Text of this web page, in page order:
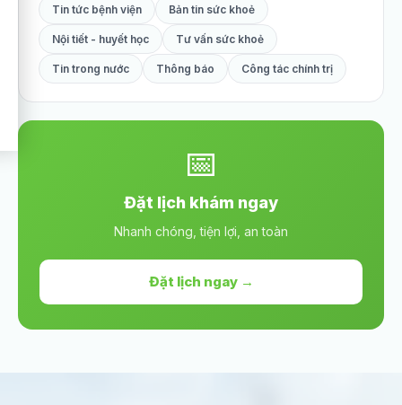
Tin tức bệnh viện Bản tin sức khoẻ
Nội tiết - huyết học Tư vấn sức khoẻ
Tin trong nước Thông báo Công tác chính trị
📅
Đặt lịch khám ngay
Nhanh chóng, tiện lợi, an toàn
Đặt lịch ngay →